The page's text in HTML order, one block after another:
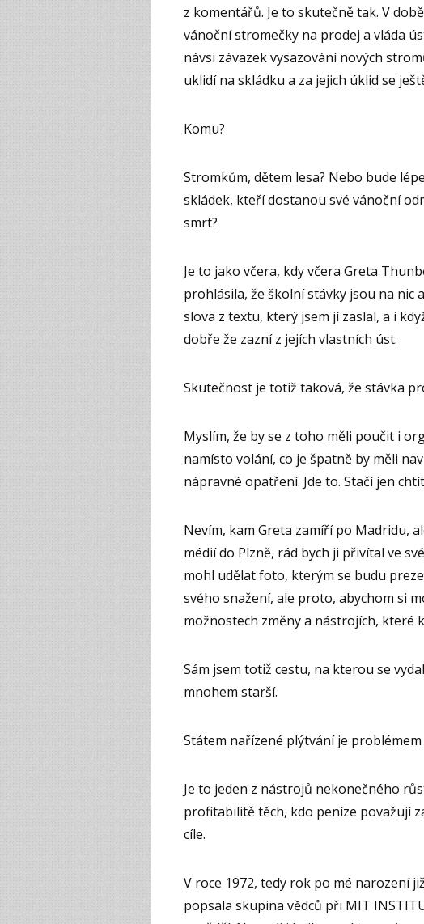
z komentářů. Je to skutečně tak. V
vánoční stromečky na prodej a vláda
návsi závazek vysazování nových
uklidí na skládku a za jejich úklid se
Komu?
Stromkům, dětem lesa? Nebo bude
skládek, kteří dostanou své vánoční
smrt?
Je to jako včera, kdy včera Greta
prohlásila, že školní stávky jsou na nic
slova z textu, který jsem jí zaslal, a i
dobře že zazní z jejích vlastních úst.
Skutečnost je totiž taková, že stávka
Myslím, že by se z toho měli poučit i
namísto volání, co je špatně by měli
nápravné opatření. Jde to. Stačí jen
Nevím, kam Greta zamíří po Madridu,
médií do Plzně, rád bych ji přivítal ve
mohl udělat foto, kterým se budu
svého snažení, ale proto, abychom si
možnostech změny a nástrojích, které
Sám jsem totiž cestu, na kterou se
mnohem starší.
Státem nařízené plýtvání je
Je to jeden z nástrojů nekonečného
profitabilitě těch, kdo peníze považují
cíle.
V roce 1972, tedy rok po mé narození
popsala skupina vědců při MIT